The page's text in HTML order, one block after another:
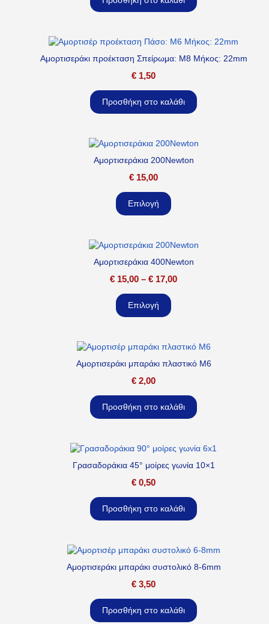
Αμορτισεράκι προέκταση Σπείρωμα: M8 Μήκος: 22mm
€ 1,50
Προσθήκη στο καλάθι
Αμορτισεράκια 200Newton
€ 15,00
Επιλογή
Αμορτισεράκια 400Newton
€ 15,00 – € 17,00
Επιλογή
Αμορτισεράκι μπαράκι πλαστικό M6
€ 2,00
Προσθήκη στο καλάθι
Γρασαδοράκια 45° μοίρες γωνία 10×1
€ 0,50
Προσθήκη στο καλάθι
Αμορτισεράκι μπαράκι συστολικό 8-6mm
€ 3,50
Προσθήκη στο καλάθι